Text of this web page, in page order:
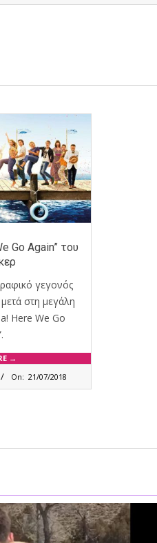
Go Again” του
γεγονός
στη μεγάλη
Here We Go
→
On: 21/07/2018